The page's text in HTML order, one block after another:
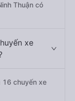
Thuận có
xe
16 chuyến xe